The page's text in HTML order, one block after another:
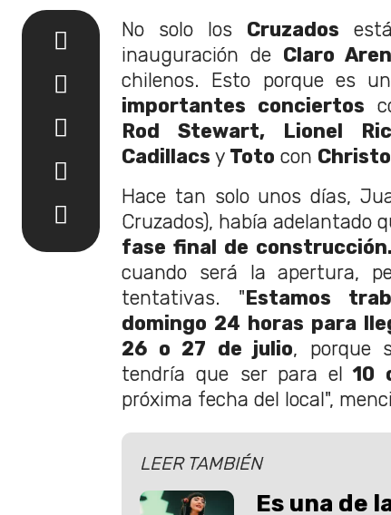
No solo los Cruzados
inauguración de Claro
chilenos. Esto porque es
importantes conciertos
Rod Stewart, Lionel
Cadillacs y Toto con
Hace tan solo unos días,
Cruzados), había adelantado
fase final de construcción.
cuando será la apertura,
tentativas. "Estamos
domingo 24 horas para
26 o 27 de julio, porque
tendría que ser para el 10
próxima fecha del local",
LEER TAMBIÉN
Es una de